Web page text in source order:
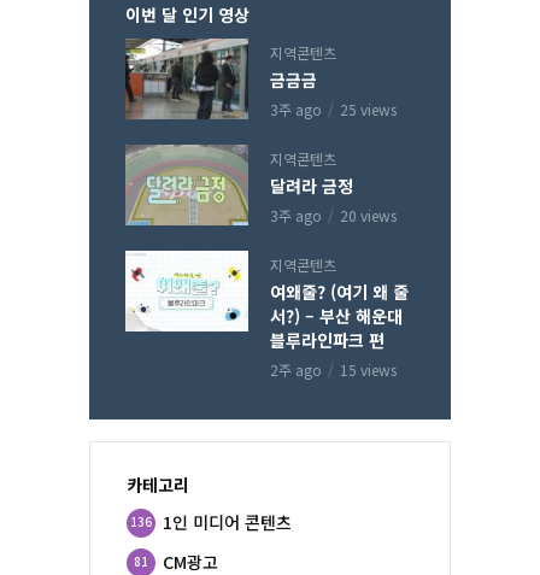
이번 달 인기 영상
지역콘텐츠
금금금
3주 ago 25 views
지역콘텐츠
달려라 금정
3주 ago 20 views
지역콘텐츠
여왜줄? (여기 왜 줄
서?) – 부산 해운대
블루라인파크 편
2주 ago 15 views
카테고리
1인 미디어 콘텐츠
136
CM광고
81